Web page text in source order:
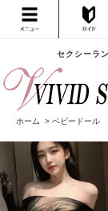
セクシーラ
ホーム > ベビードール